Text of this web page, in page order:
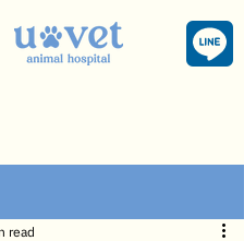
read